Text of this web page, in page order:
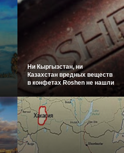
Ни Кыргызстан, ни
Казахстан вредных веществ
в конфетах Roshen не нашли